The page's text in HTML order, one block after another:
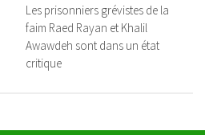
Les prisonniers grévistes de la
faim Raed Rayan et Khalil
Awawdeh sont dans un état
critique